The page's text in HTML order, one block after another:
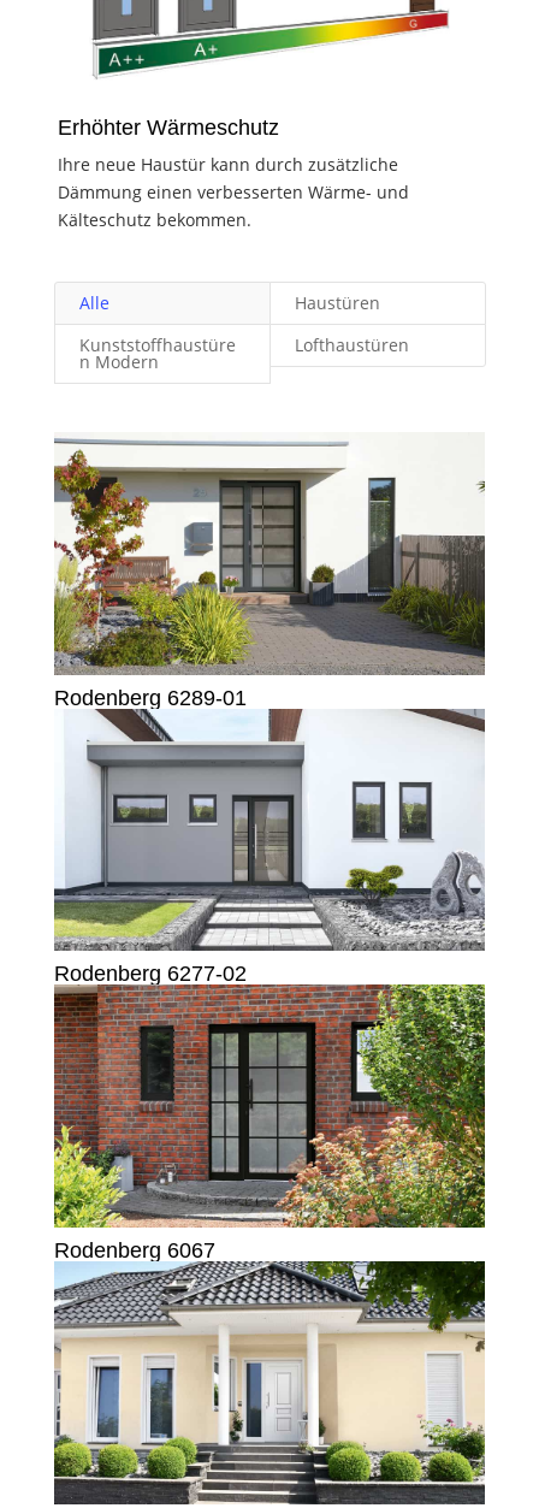
Erhöhter Wärmeschutz
Ihre neue Haustür kann durch zusätzliche
Dämmung einen verbesserten Wärme- und
Kälteschutz bekommen.
Alle
Haustüren
Kunststoffhaustüre
n Modern
Lofthaustüren
Rodenberg 6289-01
Rodenberg 6277-02
Rodenberg 6067